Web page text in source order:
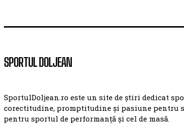
SPORTUL DOLJEAN
SportulDoljean.ro este un site de știri dedicat
corectitudine, promptitudine și pasiune pentru
pentru sportul de performanță și cel de masă.